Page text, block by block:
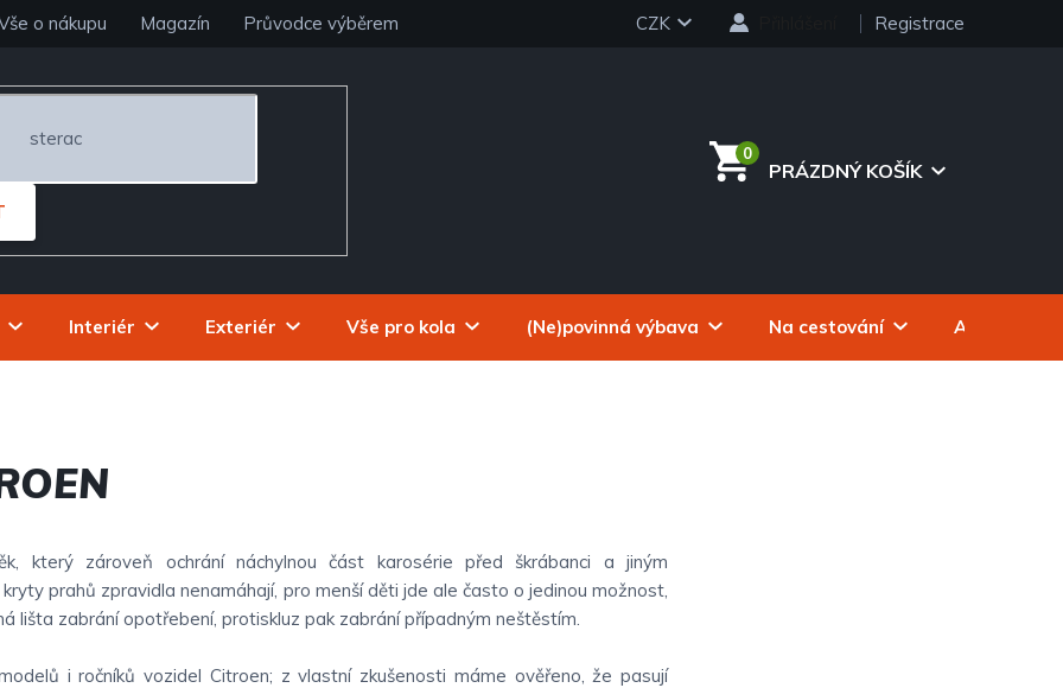
o nákupu Magazín Průvodce výběrem CZK Registrace
PRÁZDNÝ KOŠÍK
Interiér Exteriér Vše pro kola (Ne)povinná výbava Na cestování
který zároveň ochrání náchylnou část karosérie před škrábanci a jiným
prahů zpravidla nenamáhají, pro menší děti jde ale často o jedinou možnost,
lišta zabrání opotřebení, protiskluz pak zabrání případným neštěstím.
i ročníků vozidel Citroen; z vlastní zkušenosti máme ověřeno, že pasují